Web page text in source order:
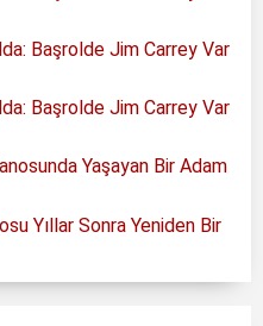
Başrolde Jim Carrey Var
Başrolde Jim Carrey Var
Yaşayan Bir Adam
Yıllar Sonra Yeniden Bir